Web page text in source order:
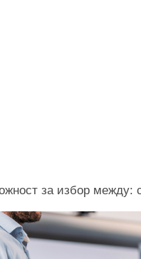
за избор между: